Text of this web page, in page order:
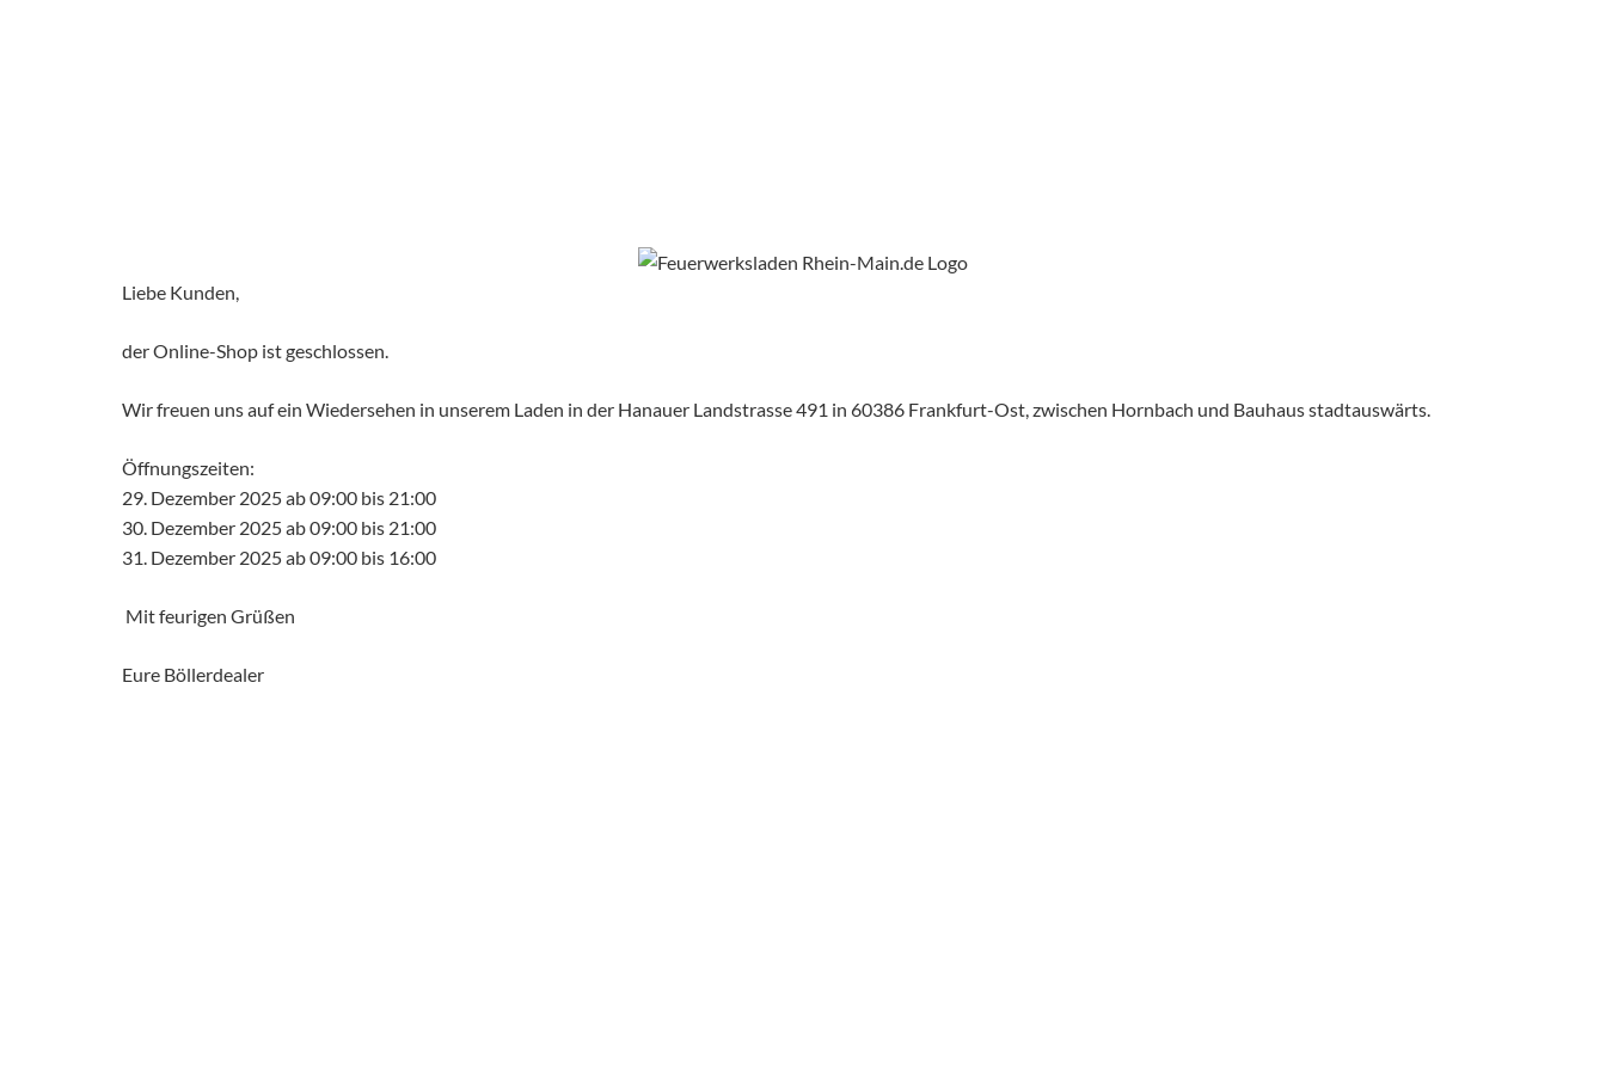
Liebe Kunden,
der Online-Shop ist geschlossen.
Wir freuen uns auf ein Wiedersehen in unserem Laden in der Hanauer Landstrasse 491 in 60386 Frankfurt-Ost, zwischen Hornbach und Bauhaus stadtauswärts.
Öffnungszeiten:
29. Dezember 2025 ab 09:00 bis 21:00
30. Dezember 2025 ab 09:00 bis 21:00
31. Dezember 2025 ab 09:00 bis 16:00
Mit feurigen Grüßen
Eure Böllerdealer